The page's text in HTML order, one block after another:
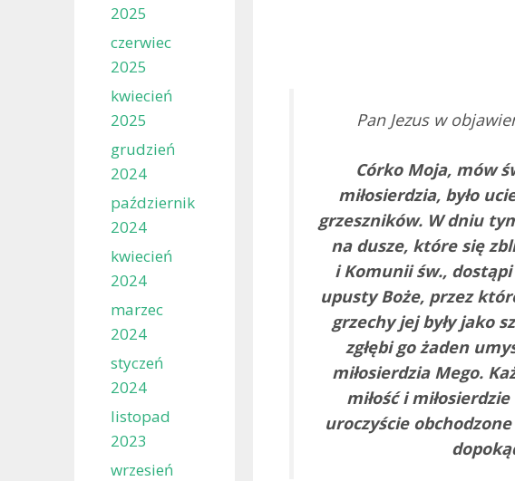
Pan Jezus w
Córko Moja, mów
miłosierdzia, było
grzeszników. W dniu
na dusze, które się
i Komunii św.,
upusty Boże, przez
grzechy jej były jako
zgłębi go żaden
miłosierdzia Mego.
miłość i
uroczyście
2025
czerwiec
2025
kwiecień
2025
grudzień
2024
październik
2024
kwiecień
2024
marzec
2024
styczeń
2024
listopad
2023
wrzesień